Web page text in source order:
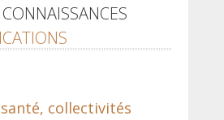
collectivités